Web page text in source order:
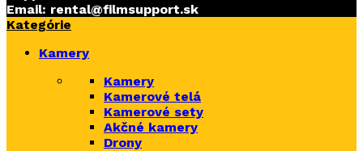
Email: rental@filmsupport.sk
Kategórie
Kamery
Kamery
Kamerové telá
Kamerové sety
Akčné kamery
Drony